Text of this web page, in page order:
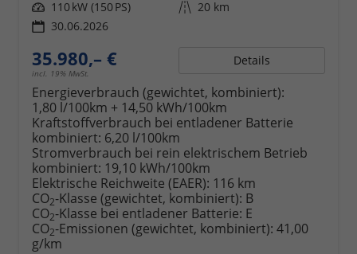
Leistung 110 kW (150 PS) Kilometerstand 20 km
30.06.2026
35.980,– €
incl. 19% MwSt.
Details
Energieverbrauch (gewichtet, kombiniert):
1,80 l/100km + 14,50 kWh/100km
Kraftstoffverbrauch bei entladener Batterie
kombiniert: 6,20 l/100km
Stromverbrauch bei rein elektrischem Betrieb
kombiniert: 19,10 kWh/100km
Elektrische Reichweite (EAER): 116 km
CO2-Klasse (gewichtet, kombiniert): B
CO2-Klasse bei entladener Batterie: E
CO2-Emissionen (gewichtet, kombiniert): 41,00
g/km